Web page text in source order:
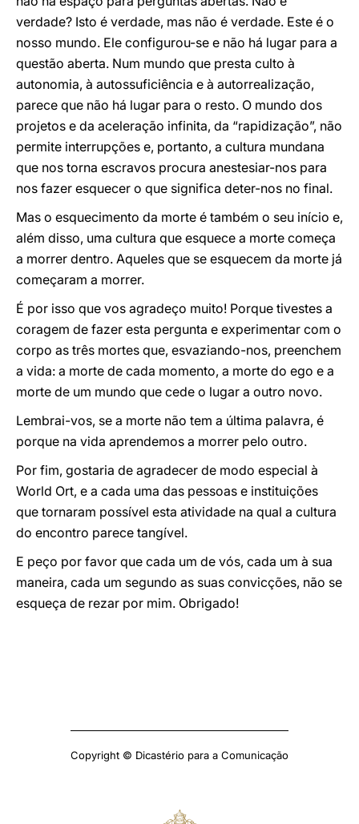
verdade? Isto é verdade, mas não é verdade. Este é o
nosso mundo. Ele configurou-se e não há lugar para a
questão aberta. Num mundo que presta culto à
autonomia, à autossuficiência e à autorrealização,
parece que não há lugar para o resto. O mundo dos
projetos e da aceleração infinita, da “rapidização”, não
permite interrupções e, portanto, a cultura mundana
que nos torna escravos procura anestesiar-nos para
nos fazer esquecer o que significa deter-nos no final.
Mas o esquecimento da morte é também o seu início e,
além disso, uma cultura que esquece a morte começa
a morrer dentro. Aqueles que se esquecem da morte já
começaram a morrer.
É por isso que vos agradeço muito! Porque tivestes a
coragem de fazer esta pergunta e experimentar com o
corpo as três mortes que, esvaziando-nos, preenchem
a vida: a morte de cada momento, a morte do ego e a
morte de um mundo que cede o lugar a outro novo.
Lembrai-vos, se a morte não tem a última palavra, é
porque na vida aprendemos a morrer pelo outro.
Por fim, gostaria de agradecer de modo especial à
World Ort, e a cada uma das pessoas e instituições
que tornaram possível esta atividade na qual a cultura
do encontro parece tangível.
E peço por favor que cada um de vós, cada um à sua
maneira, cada um segundo as suas convicções, não se
esqueça de rezar por mim. Obrigado!
Copyright © Dicastério para a Comunicação